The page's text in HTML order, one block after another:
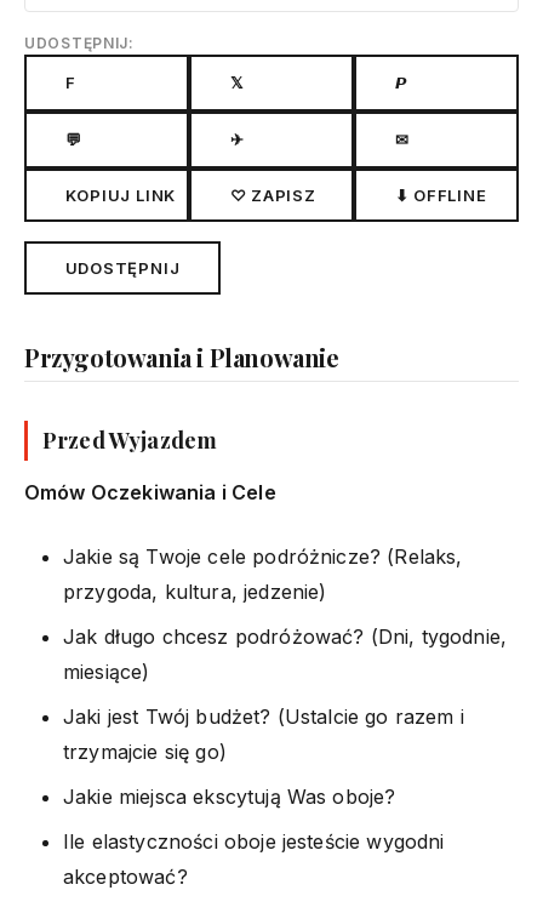
UDOSTĘPNIJ:
F 𝕏 𝙋
💬 ✈ ✉
KOPIUJ LINK ♡ ZAPISZ ⬇ OFFLINE
UDOSTĘPNIJ
Przygotowania i Planowanie
Przed Wyjazdem
Omów Oczekiwania i Cele
Jakie są Twoje cele podróżnicze? (Relaks,
przygoda, kultura, jedzenie)
Jak długo chcesz podróżować? (Dni, tygodnie,
miesiące)
Jaki jest Twój budżet? (Ustalcie go razem i
trzymajcie się go)
Jakie miejsca ekscytują Was oboje?
Ile elastyczności oboje jesteście wygodni
akceptować?